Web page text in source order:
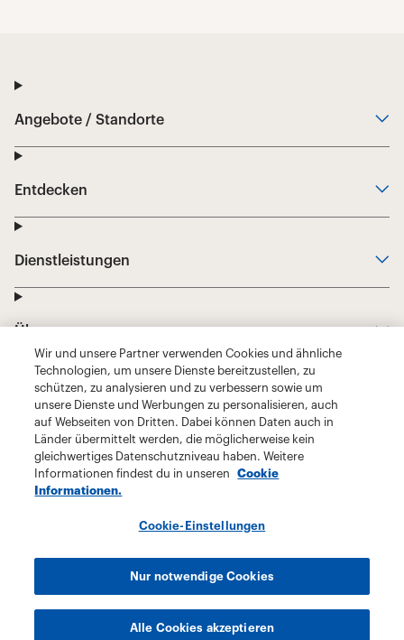
Wir und unsere Partner verwenden Cookies und ähnliche
Technologien, um unsere Dienste bereitzustellen, zu
schützen, zu analysieren und zu verbessern sowie um
unsere Dienste und Werbungen zu personalisieren, auch
auf Webseiten von Dritten. Dabei können Daten auch in
Länder übermittelt werden, die möglicherweise kein
gleichwertiges Datenschutzniveau haben. Weitere
Informationen findest du in unseren
Cookie
Informationen.
Cookie-Einstellungen
Nur notwendige Cookies
Alle Cookies akzeptieren